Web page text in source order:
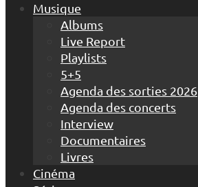
Musique
Albums
Live Report
Playlists
5+5
Agenda des sorties 2026
Agenda des concerts
Interview
Documentaires
Livres
Cinéma